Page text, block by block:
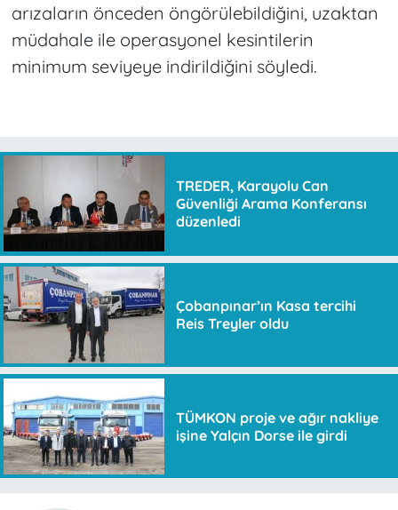
arızaların önceden öngörülebildiğini, uzaktan
müdahale ile operasyonel kesintilerin
minimum seviyeye indirildiğini söyledi.
TREDER, Karayolu Can
Güvenliği Arama Konferansı
düzenledi
Çobanpınar’ın Kasa tercihi
Reis Treyler oldu
TÜMKON proje ve ağır nakliye
işine Yalçın Dorse ile girdi